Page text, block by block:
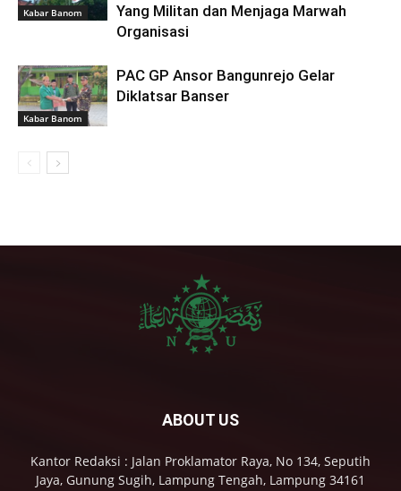
Kabar Banom
Yang Militan dan Menjaga Marwah
Organisasi
Kabar Banom
PAC GP Ansor Bangunrejo Gelar
Diklatsar Banser
ABOUT US
Kantor Redaksi : Jalan Proklamator Raya, No 134, Seputih
Jaya, Gunung Sugih, Lampung Tengah, Lampung 34161